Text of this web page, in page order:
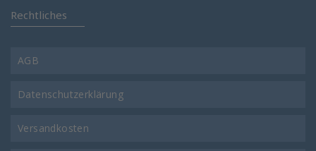
Rechtliches
AGB
Datenschutzerklärung
Versandkosten